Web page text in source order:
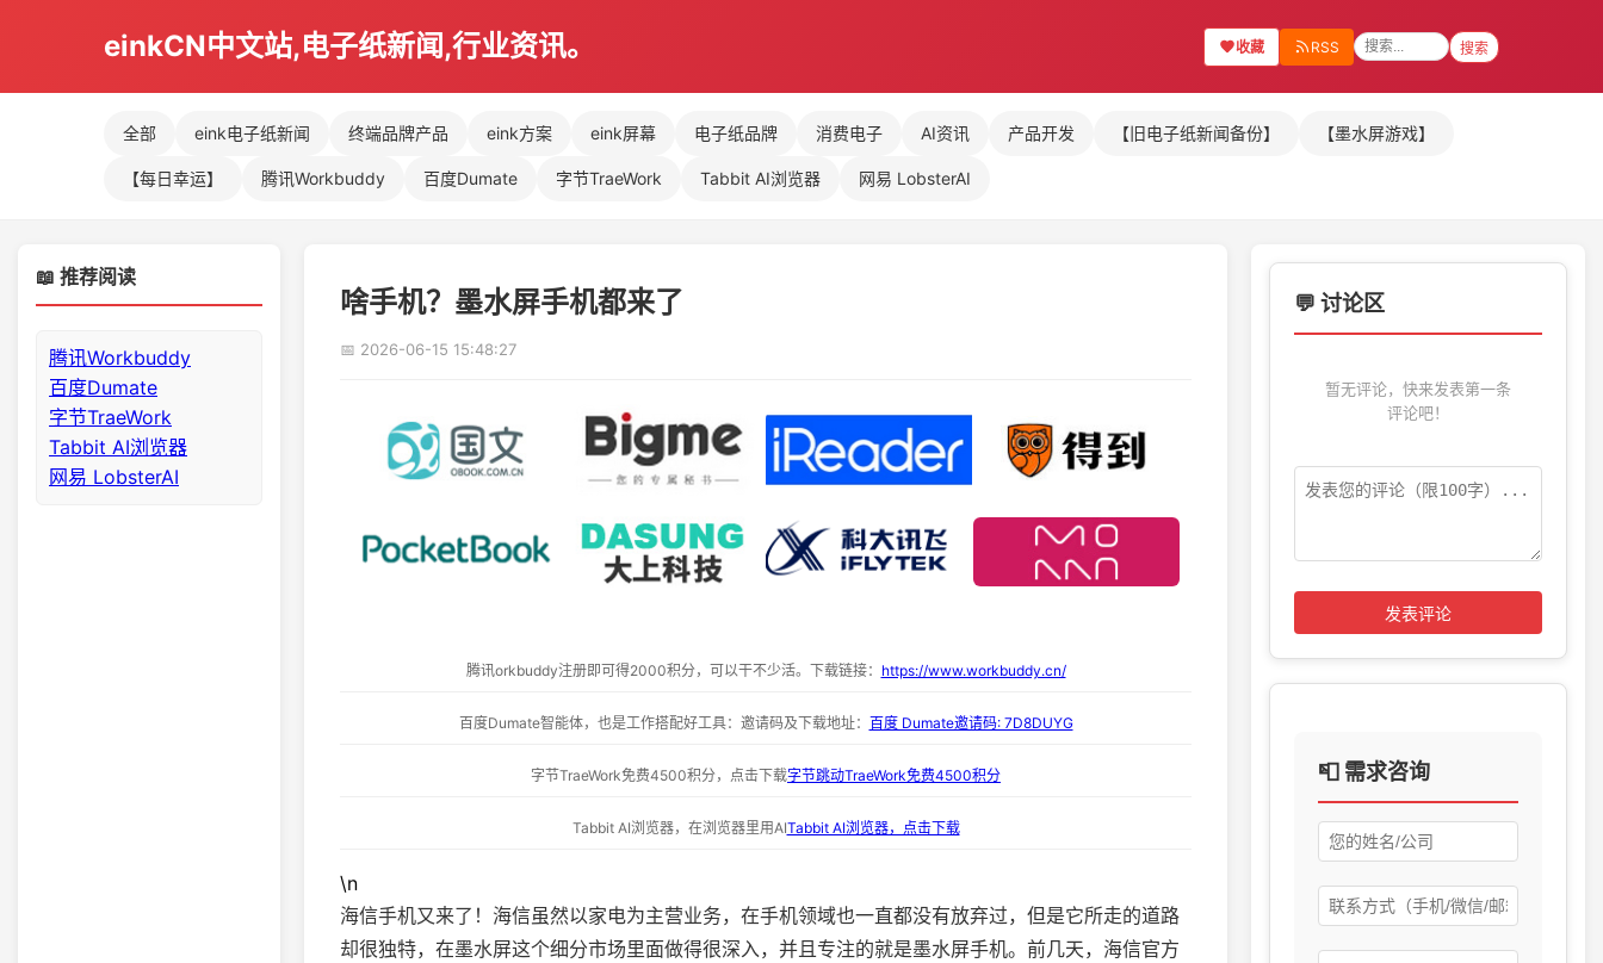
einkCN中文站,电子纸新闻,行业资讯。 收藏 RSS 搜索
全部 eink电子纸新闻 终端品牌产品 eink方案 eink屏幕 电子纸品牌 消费电子 AI资讯 产品开发 【旧电子纸新闻备份】 【墨水屏游戏】
【每日幸运】 腾讯Workbuddy 百度Dumate 字节TraeWork Tabbit AI浏览器 网易 LobsterAI
📖 推荐阅读
腾讯Workbuddy
百度Dumate
字节TraeWork
Tabbit AI浏览器
网易 LobsterAI
啥手机？墨水屏手机都来了
📅 2026-06-15 15:48:27
腾讯orkbuddy注册即可得2000积分，可以干不少活。下载链接： https://www.workbuddy.cn/
百度Dumate智能体，也是工作搭配好工具：邀请码及下载地址： 百度 Dumate邀请码: 7D8DUYG
字节TraeWork免费4500积分，点击下载字节跳动TraeWork免费4500积分
Tabbit AI浏览器，在浏览器里用AITabbit AI浏览器，点击下载
\n
海信手机又来了！海信虽然以家电为主营业务，在手机领域也一直都没有放弃过，但是它所走的道路
却很独特，在墨水屏这个细分市场里面做得很深入，并且专注的就是墨水屏手机。前几天，海信官方
💬 讨论区
暂无评论，快来发表第一条
评论吧！
发表评论
📮 需求咨询